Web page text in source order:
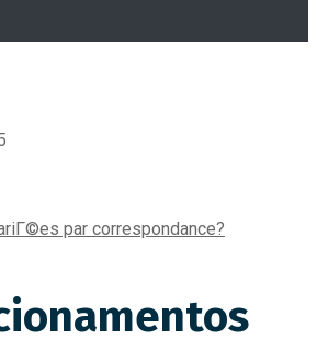
par correspondance?